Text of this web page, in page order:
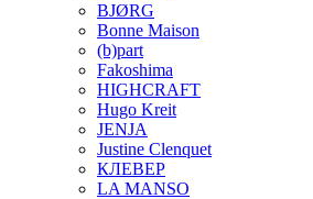
BJØRG
Bonne Maison
(b)part
Fakoshima
HIGHCRAFT
Hugo Kreit
JENJA
Justine Clenquet
КЛЕВЕР
LA MANSO